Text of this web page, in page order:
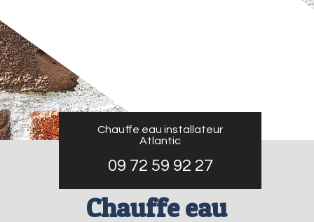
Chauffe eau installateur
Atlantic
09 72 59 92 27
Chauffe eau